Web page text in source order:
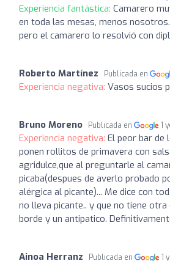
Experiencia fantástica: Camarero
en toda las mesas, menos
pero el camarero lo resolvió con
Roberto Martínez Publicada en
Experiencia negativa: Vasos sucios
Bruno Moreno Publicada en 1
Experiencia negativa: El peor bar de
ponen rollitos de primavera con
agridulce,que al preguntarle al
picaba(despues de averlo probado
alérgica al picante)... Me dice con
no lleva picante.. y que no tiene otra
borde y un antipatico.
Ainoa Herranz Publicada en 1